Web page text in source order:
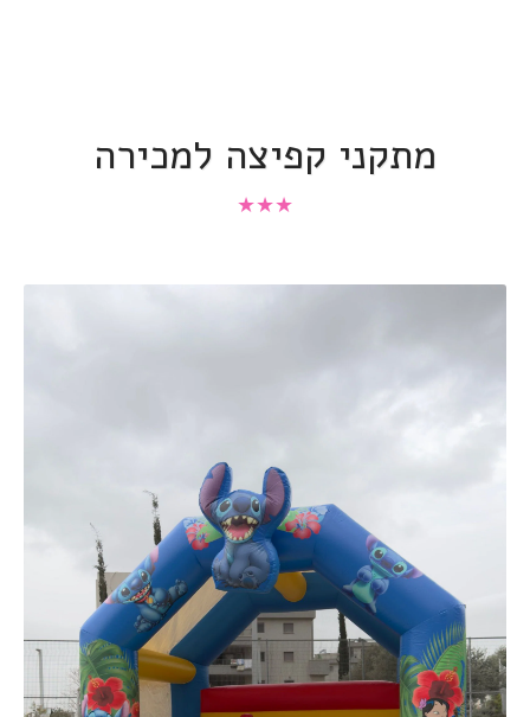
מתקני קפיצה למכירה
★
★